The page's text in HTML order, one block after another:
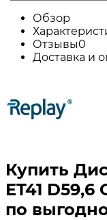
Обзор
Отзывы0
Доставка и
Купить
ET41 D59,6
по